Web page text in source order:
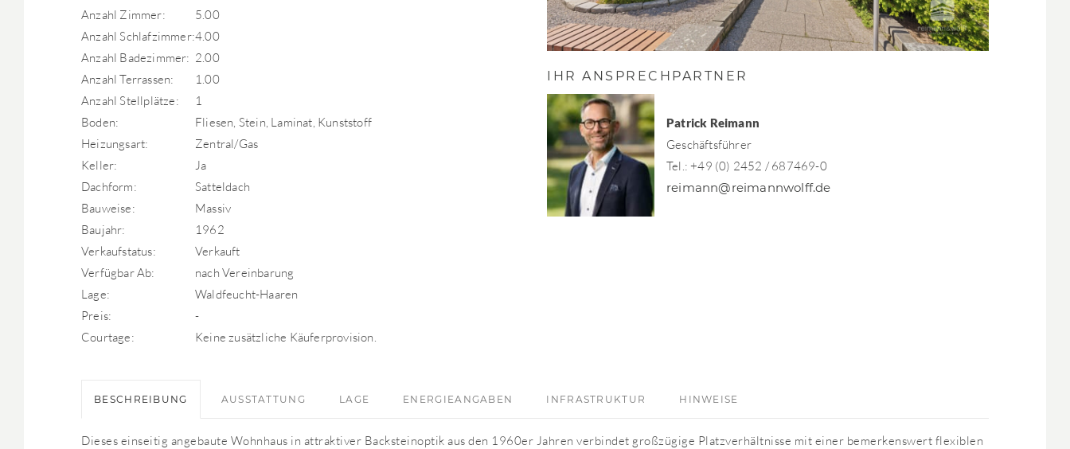
Anzahl Zimmer:
5.00
Anzahl Schlafzimmer:4.00
Anzahl Badezimmer: 2.00
Anzahl Terrassen:
1.00
Anzahl Stellplätze:
1
Boden:
Fliesen, Stein, Laminat, Kunststoff
Heizungsart:
Zentral/Gas
Keller:
Ja
Dachform:
Satteldach
Bauweise:
Massiv
Baujahr:
1962
Verkaufstatus:
Verkauft
Verfügbar Ab:
nach Vereinbarung
Lage:
Waldfeucht-Haaren
Preis:
-
Courtage:
Keine zusätzliche Käuferprovision.
IHR ANSPRECHPARTNER
Patrick Reimann
Geschäftsführer
Tel.: +49 (0) 2452 / 687469-0
reimann@reimannwolff.de
BESCHREIBUNG AUSSTATTUNG LAGE ENERGIEANGABEN INFRASTRUKTUR HINWEISE
Dieses einseitig angebaute Wohnhaus in attraktiver Backsteinoptik aus den 1960er Jahren verbindet großzügige Platzverhältnisse mit einer bemerkenswert flexiblen